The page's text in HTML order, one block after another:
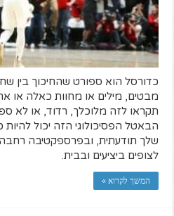
כדורסל הוא ספורט שהחיכוך בין
מבטים, מילים או מחוות כאלה או
תקראו לזה מלוכלך, רדוד, או לא
הבאטל הפסיכולוגי הזה יכול
שלך תודעתית, ובפרספקטיבה רחבה
לצופים ביציעים ובבית.
המשך לקרוא »